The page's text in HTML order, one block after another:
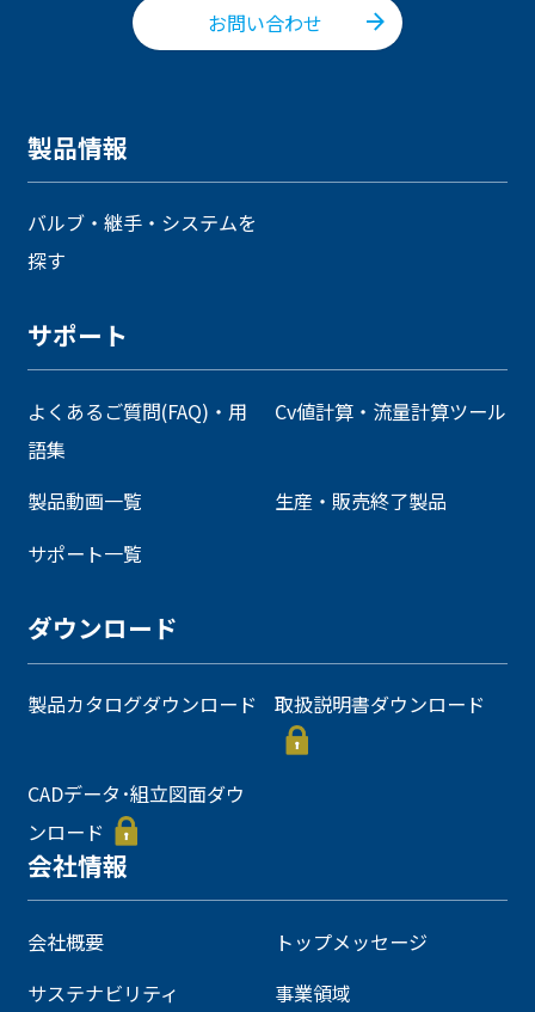
お問い合わせ
製品情報
バルブ・継手・システムを
探す
サポート
よくあるご質問(FAQ)・用
語集
Cv値計算・流量計算ツール
製品動画一覧
生産・販売終了製品
サポート一覧
ダウンロード
製品カタログダウンロード 取扱説明書ダウンロード
CADデータ･組立図面ダウ
ンロード
会社情報
会社概要
トップメッセージ
サステナビリティ
事業領域